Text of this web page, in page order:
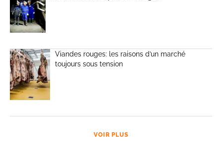
Viandes rouges: les raisons d’un marché
toujours sous tension
VOIR PLUS